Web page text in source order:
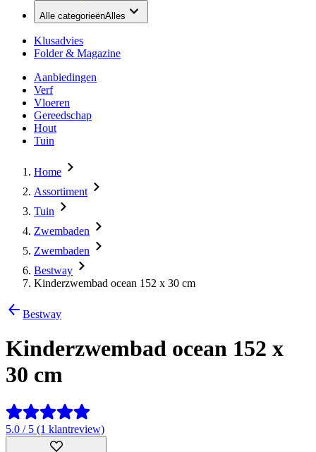
Alle categorieënAlles
Klusadvies
Folder & Magazine
Aanbiedingen
Verf
Vloeren
Gereedschap
Hout
Tuin
Home
Assortiment
Tuin
Zwembaden
Zwembaden
Bestway
Kinderzwembad ocean 152 x 30 cm
Bestway
Kinderzwembad ocean 152 x
30 cm
5.0 / 5 (1 klantreview)